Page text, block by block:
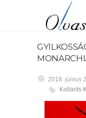
2018. június
Kollarits